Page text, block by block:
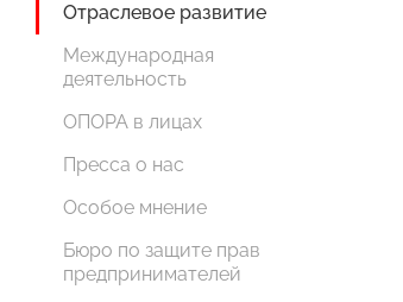
Отраслевое развитие
Международная
деятельность
ОПОРА в лицах
Пресса о нас
Особое мнение
Бюро по защите прав
предпринимателей